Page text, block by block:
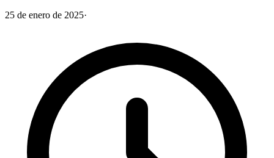
25 de enero de 2025·